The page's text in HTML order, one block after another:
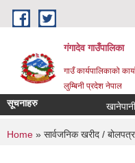
Skip to main content
गंगादेव गाउँपालिका
गाउँ कार्यपालिकाको
लुम्बिनी प्रदेश नेपाल
सूचनाहरु खानेपानी
You are here
Home » सार्वजनिक खरीद /